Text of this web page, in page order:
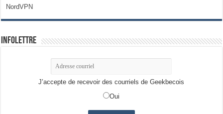
NordVPN
Infolettre
J’accepte de recevoir des courriels de Geekbecois
Oui